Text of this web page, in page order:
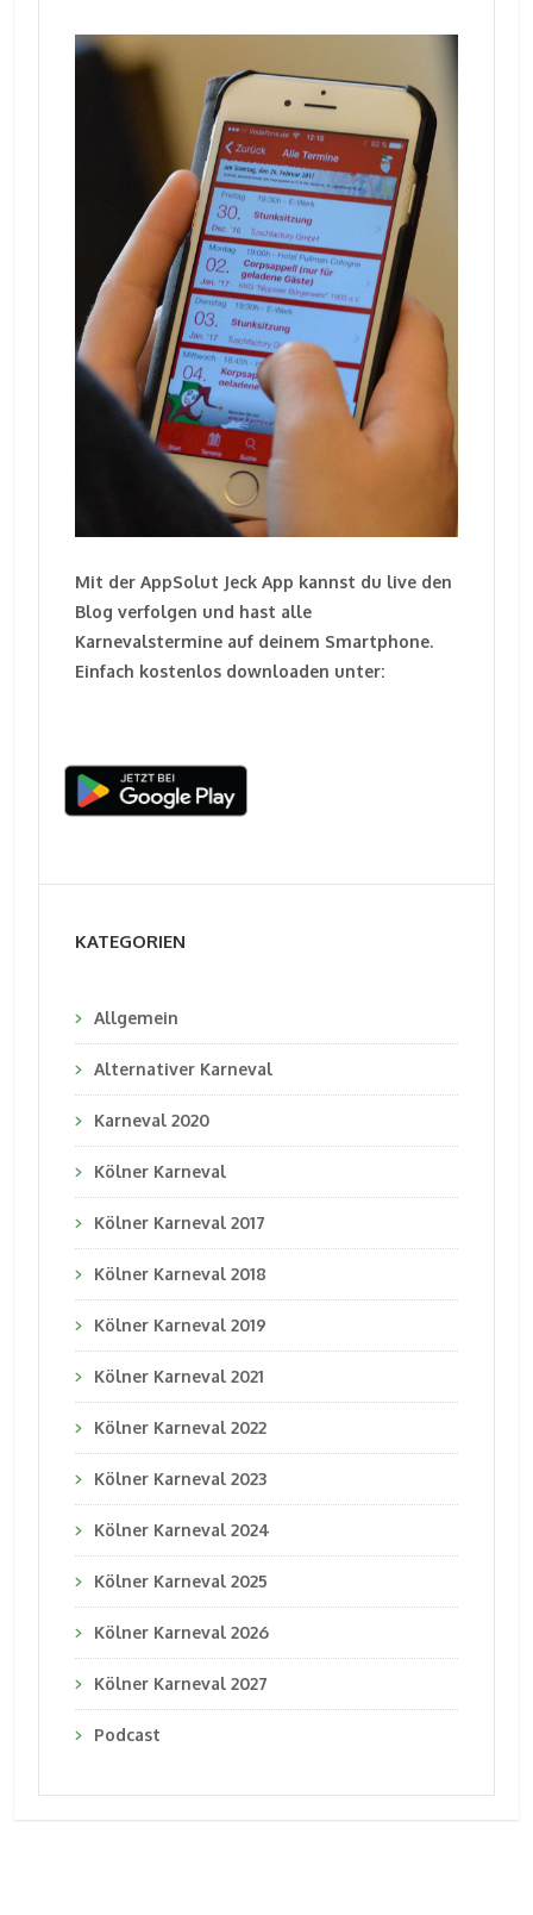
Mit der AppSolut Jeck App kannst du live den
Blog verfolgen und hast alle
Karnevalstermine auf deinem Smartphone.
Einfach kostenlos downloaden unter:
KATEGORIEN
Allgemein
Alternativer Karneval
Karneval 2020
Kölner Karneval
Kölner Karneval 2017
Kölner Karneval 2018
Kölner Karneval 2019
Kölner Karneval 2021
Kölner Karneval 2022
Kölner Karneval 2023
Kölner Karneval 2024
Kölner Karneval 2025
Kölner Karneval 2026
Kölner Karneval 2027
Podcast